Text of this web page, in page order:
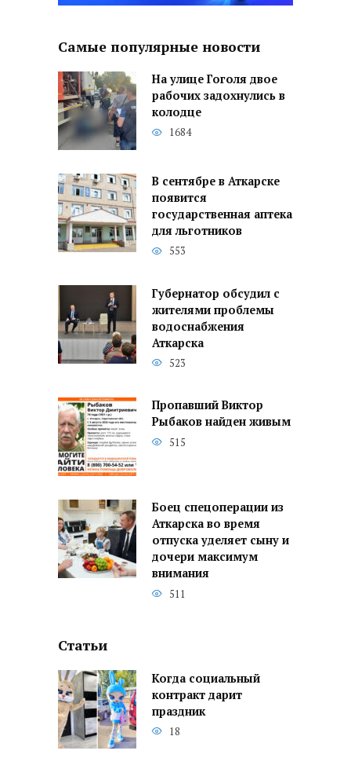
Самые популярные новости
На улице Гоголя двое
рабочих задохнулись в
колодце
1684
В сентябре в Аткарске
появится
государственная аптека
для льготников
553
Губернатор обсудил с
жителями проблемы
водоснабжения
Аткарска
523
Пропавший Виктор
Рыбаков найден живым
515
Боец спецоперации из
Аткарска во время
отпуска уделяет сыну и
дочери максимум
внимания
511
Статьи
Когда социальный
контракт дарит
праздник
18